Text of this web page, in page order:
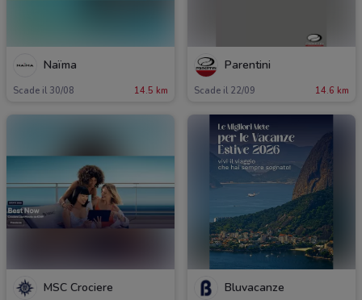
Naïma
Scade il 30/08 14.5 km
Parentini
Scade il 22/09 14.6 km
MSC Crociere Bluvacanze